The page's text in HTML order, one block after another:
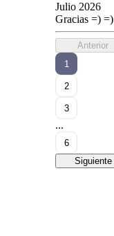
Julio 2026
Gracias =) =)
Anterior
1
2
3
...
6
Siguiente